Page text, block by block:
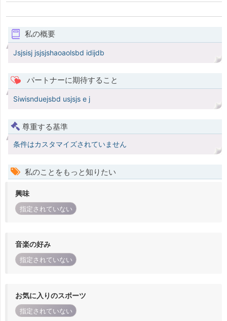
私の概要
Jsjsisj jsjsjshaoaolsbd idijdb
パートナーに期待すること
Siwisnduejsbd usjsjs e j
尊重する基準
条件はカスタマイズされていません
私のことをもっと知りたい
興味
指定されていない
音楽の好み
指定されていない
お気に入りのスポーツ
指定されていない